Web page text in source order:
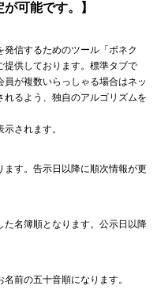
可能です。】
信するためのツール「ボネク
提供しております。標準タブで
が複数いらっしゃる場合はネッ
れるよう、独自のアルゴリズムを
されます。
す。告示日以降に順次情報が更
名簿順となります。公示日以降
前の五十音順になります。